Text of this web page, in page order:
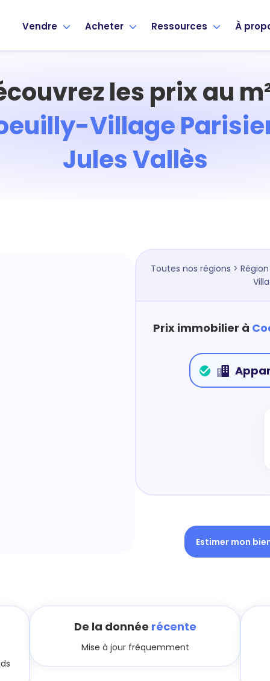
Vendre Acheter Ressources À
les prix au
Village
Jules Vallès
Toutes nos régions >
Prix immobilier à
Estimer mon
De la donnée récente
Mise à jour fréquemment